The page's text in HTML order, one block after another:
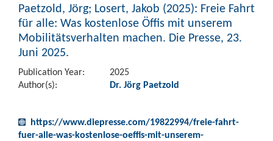
Paetzold, Jörg; Losert, Jakob (2025): Freie Fahrt
für alle: Was kostenlose Öffis mit unserem
Mobilitätsverhalten machen. Die Presse, 23.
Juni 2025.
Publication Year:
2025
Author(s):
Dr. Jörg Paetzold
https://www.diepresse.com/19822994/freie-fahrt-
fuer-alle-was-kostenlose-oeffis-mit-unserem-